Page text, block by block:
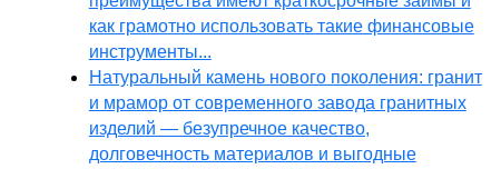
как грамотно использовать такие финансовые
инструменты...
Натуральный камень нового поколения: гранит
и мрамор от современного завода гранитных
изделий — безупречное качество,
долговечность материалов и выгодные